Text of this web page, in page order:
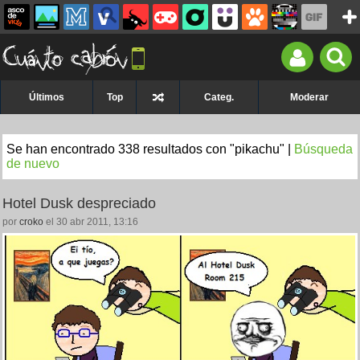
Últimos Top Categ. Moderar
Se han encontrado 338 resultados con "pikachu" |
Búsqueda
de nuevo
Hotel Dusk despreciado
por croko el 30 abr 2011, 13:16